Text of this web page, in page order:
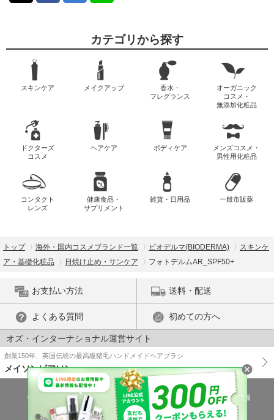
カテゴリから探す
スキンケア メイクアップ
香水・
フレグランス
オーガニック
コスメ・
無添加化粧品
ドクターズ
コスメ
ヘアケア ボディケア
メンズコスメ・
男性用化粧品
コンタクト
レンズ
健康食品・
サプリメント
雑貨・日用品 一般市販薬
トップ 海外・国内コスメブランド一覧 ビオデルマ(BIODERMA)
スキンケ
ア・基礎化粧品
日焼け止め・サンケア フォトデルムAR_SPF50+
お支払い方法 送料・配送
よくある質問 初めての方へ
オズ・インターナショナル運営サイト
創業150年、英国伝統の最高級猪毛ハンドメイドヘアブラシ
メイソンピアソン
特商法に基づく表示 プライバシーポリシー
医薬品販売許可証の情報
ご利用規約
PC版で表示